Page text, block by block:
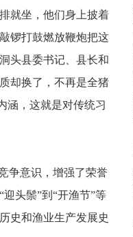
就坐，他们身上披着
锣打鼓燃放鞭炮把这
头县委书记、县长和
却换了，不再是全猪
涵，这就是对传统习
争意识，增强了荣誉
“迎头鬃”到 “开渔节”等
史和渔业生产发展史